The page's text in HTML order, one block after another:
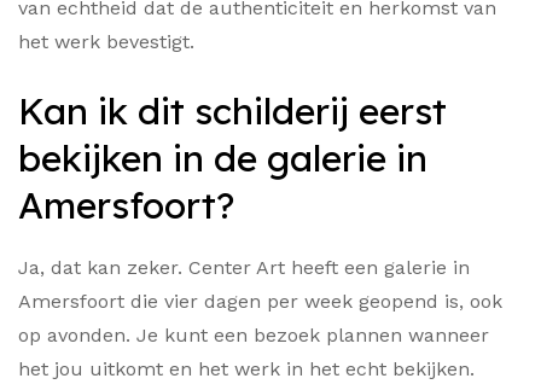
van echtheid dat de authenticiteit en herkomst van
het werk bevestigt.
Kan ik dit schilderij eerst
bekijken in de galerie in
Amersfoort?
Ja, dat kan zeker. Center Art heeft een galerie in
Amersfoort die vier dagen per week geopend is, ook
op avonden. Je kunt een bezoek plannen wanneer
het jou uitkomt en het werk in het echt bekijken.